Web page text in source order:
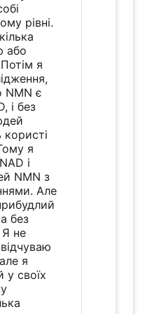
рівні.
або
я
NMN є
і без
користі
я
і
NMN з
Але
без
Я не
я
у своїх